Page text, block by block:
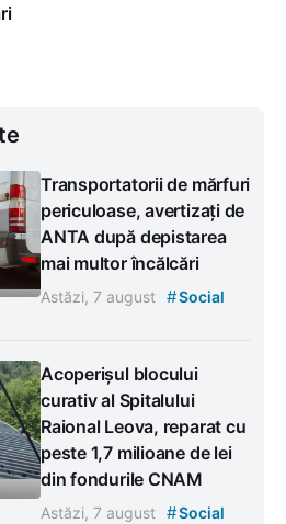
Transportatorii de mărfuri
periculoase, avertizați de
ANTA după depistarea
mai multor încălcări
Astăzi, 7 august #Social
Acoperișul blocului
curativ al Spitalului
Raional Leova, reparat cu
peste 1,7 milioane de lei
din fondurile CNAM
Astăzi, 7 august #Social